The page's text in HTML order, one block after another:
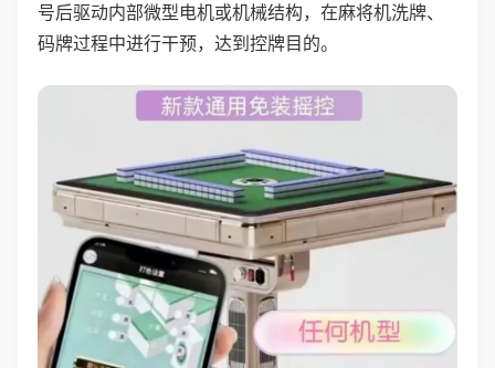
号后驱动内部微型电机或机械结构，在麻将机洗牌、
码牌过程中进行干预，达到控牌目的。